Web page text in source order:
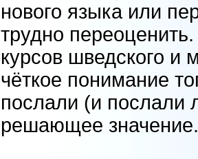
нового языка или
трудно
курсов шведского и
чёткое понимание
послали (и послали
решающее значение.